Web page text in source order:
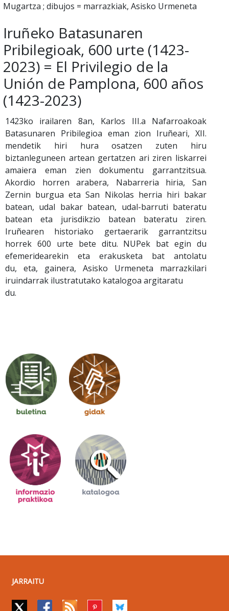
Mugartza ; dibujos = marrazkiak, Asisko Urmeneta
Iruñeko Batasunaren
Pribilegioak, 600 urte (1423-
2023) = El Privilegio de la
Unión de Pamplona, 600 años
(1423-2023)
1423ko irailaren 8an, Karlos III.a Nafarroakoak
Batasunaren Pribilegioa eman zion Iruñeari, XII.
mendetik hiri hura osatzen zuten hiru
biztanleguneen artean gertatzen ari ziren liskarrei
amaiera eman zien dokumentu garrantzitsua.
Akordio horren arabera, Nabarreria hiria, San
Zernin burgua eta San Nikolas herria hiri bakar
batean, udal bakar batean, udal-barruti bateratu
batean eta jurisdikzio batean bateratu ziren.
Iruñearen historiako gertaerarik garrantzitsu
horrek 600 urte bete ditu. NUPek bat egin du
efemeridearekin eta erakusketa bat antolatu
du, eta, gainera, Asisko Urmeneta marrazkilari
iruindarrak ilustratutako katalogoa argitaratu
du.
JARRAITU